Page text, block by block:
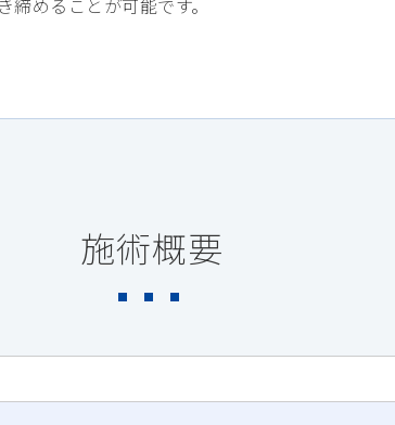
締めることが可能です。
施術概要